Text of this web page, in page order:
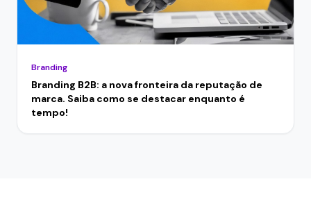
Branding
Branding B2B: a nova fronteira da reputação de
marca. Saiba como se destacar enquanto é
tempo!